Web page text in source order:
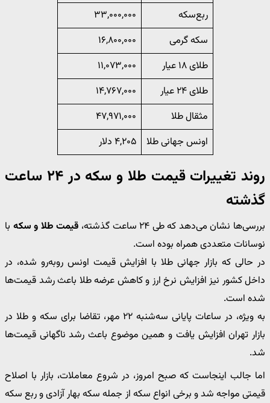
ربع‌سکه
۳۳,۰۰۰,۰۰۰
سکه گرمی
۱۶,۸۰۰,۰۰۰
طلای ۱۸ عیار
۱۱,۰۷۳,۰۰۰
طلای ۲۴ عیار
۱۴,۷۶۷,۰۰۰
مثقال طلا
۴۷,۹۷۱,۰۰۰
اونس جهانی طلا
۴,۲۰۵ دلار
روند تغییرات قیمت طلا و سکه در ۲۴ ساعت
گذشته
بررسی‌ها نشان می‌دهد که طی ۲۴ ساعت گذشته، قیمت طلا و سکه با
نوسانات متعددی همراه بوده است.
در حالی که بازار جهانی طلا با افزایش قیمت اونس روبه‌رو شده، در
داخل کشور نیز افزایش نرخ ارز و کاهش عرضه طلا باعث رشد قیمت‌ها
شده است.
به ویژه، در ساعات پایانی سه‌شنبه ۲۲ مهر، تقاضا برای سکه و طلا در
بازار تهران افزایش یافت و همین موضوع باعث رشد ناگهانی قیمت‌ها
شد.
اما جالب اینجاست که صبح امروز، در شروع معاملات، بازار با اصلاح
قیمتی مواجه شد و برخی انواع سکه از جمله سکه بهار آزادی و ربع سکه